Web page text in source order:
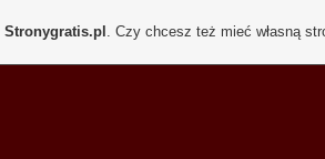
Stronygratis.pl . Czy chcesz też mieć własną